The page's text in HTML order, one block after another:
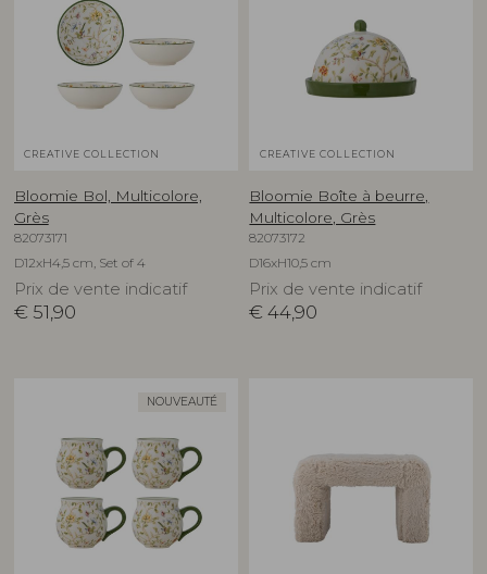
CREATIVE COLLECTION
Bloomie Bol, Multicolore,
Grès
82073171
D12xH4,5 cm, Set of 4
Prix de vente indicatif
€ 51,90
CREATIVE COLLECTION
Bloomie Boîte à beurre,
Multicolore, Grès
82073172
D16xH10,5 cm
Prix de vente indicatif
€ 44,90
NOUVEAUTÉ